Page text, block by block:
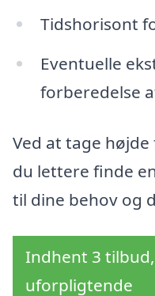
Tidshorisont
Eventuelle
forberedelse
Ved at tage
du lettere finde
til dine behov og
Indhent 3
uforpligtende